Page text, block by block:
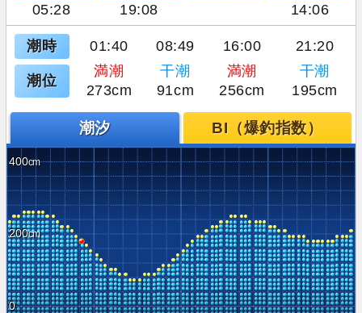
05:28 19:08 14:06
潮時 01:40 08:49 16:00 21:20
潮位
満潮 干潮 満潮
干潮
273cm
91cm 256cm 195cm
潮汐 BI（爆釣指数）
400
200
0